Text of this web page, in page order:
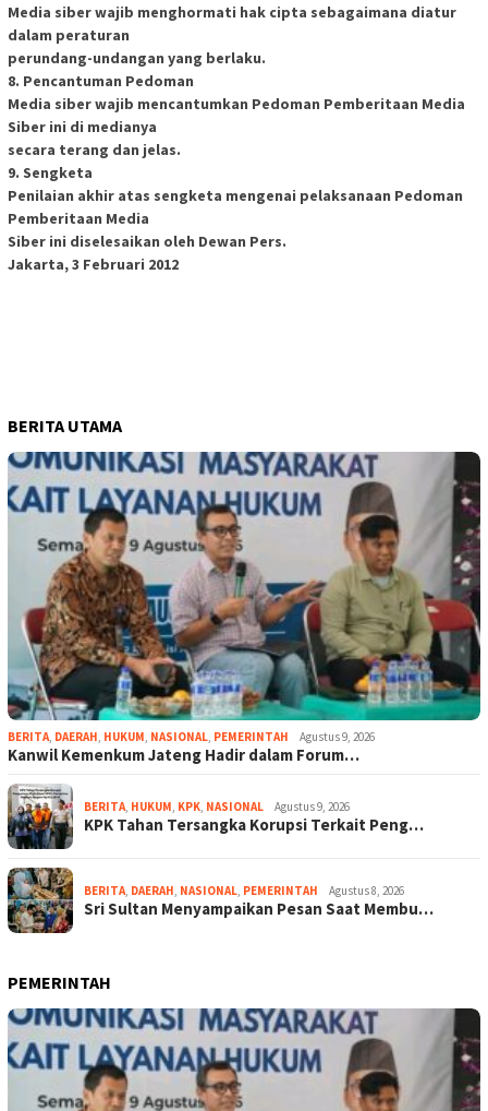
Media siber wajib menghormati hak cipta sebagaimana diatur
dalam peraturan
perundang-undangan yang berlaku.
8. Pencantuman Pedoman
Media siber wajib mencantumkan Pedoman Pemberitaan Media
Siber ini di medianya
secara terang dan jelas.
9. Sengketa
Penilaian akhir atas sengketa mengenai pelaksanaan Pedoman
Pemberitaan Media
Siber ini diselesaikan oleh Dewan Pers.
Jakarta, 3 Februari 2012
BERITA UTAMA
BERITA DAERAH HUKUM NASIONAL PEMERINTAH Agustus 9, 2026
Kanwil Kemenkum Jateng Hadir dalam Forum…
BERITA HUKUM KPK NASIONAL Agustus 9, 2026
KPK Tahan Tersangka Korupsi Terkait Peng…
BERITA DAERAH NASIONAL PEMERINTAH Agustus 8, 2026
Sri Sultan Menyampaikan Pesan Saat Membu…
PEMERINTAH